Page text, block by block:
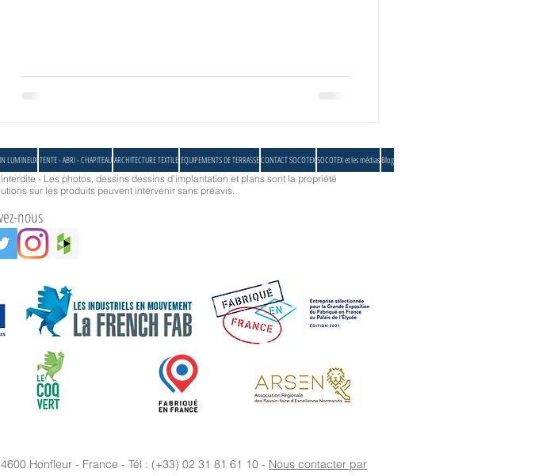
& Collaborations
LUMINEUX TENTE - ABRI - CHAPITEAU ARCHITECTURE TEXTILE EQUIPEMENTS DE TERRASSECONTACT SOCOTEXSOCOTEX et les médiasBlog
- Les photos, dessins dessins d'implantation et plans sont la propriété
sur les produits peuvent intervenir sans préavis.
nous
Honfleur - France - Tél : (+33) 02 31 81 61 10 - Nous contacter par